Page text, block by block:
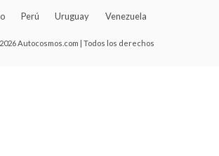
Perú Uruguay Venezuela
Autocosmos.com | Todos los derechos